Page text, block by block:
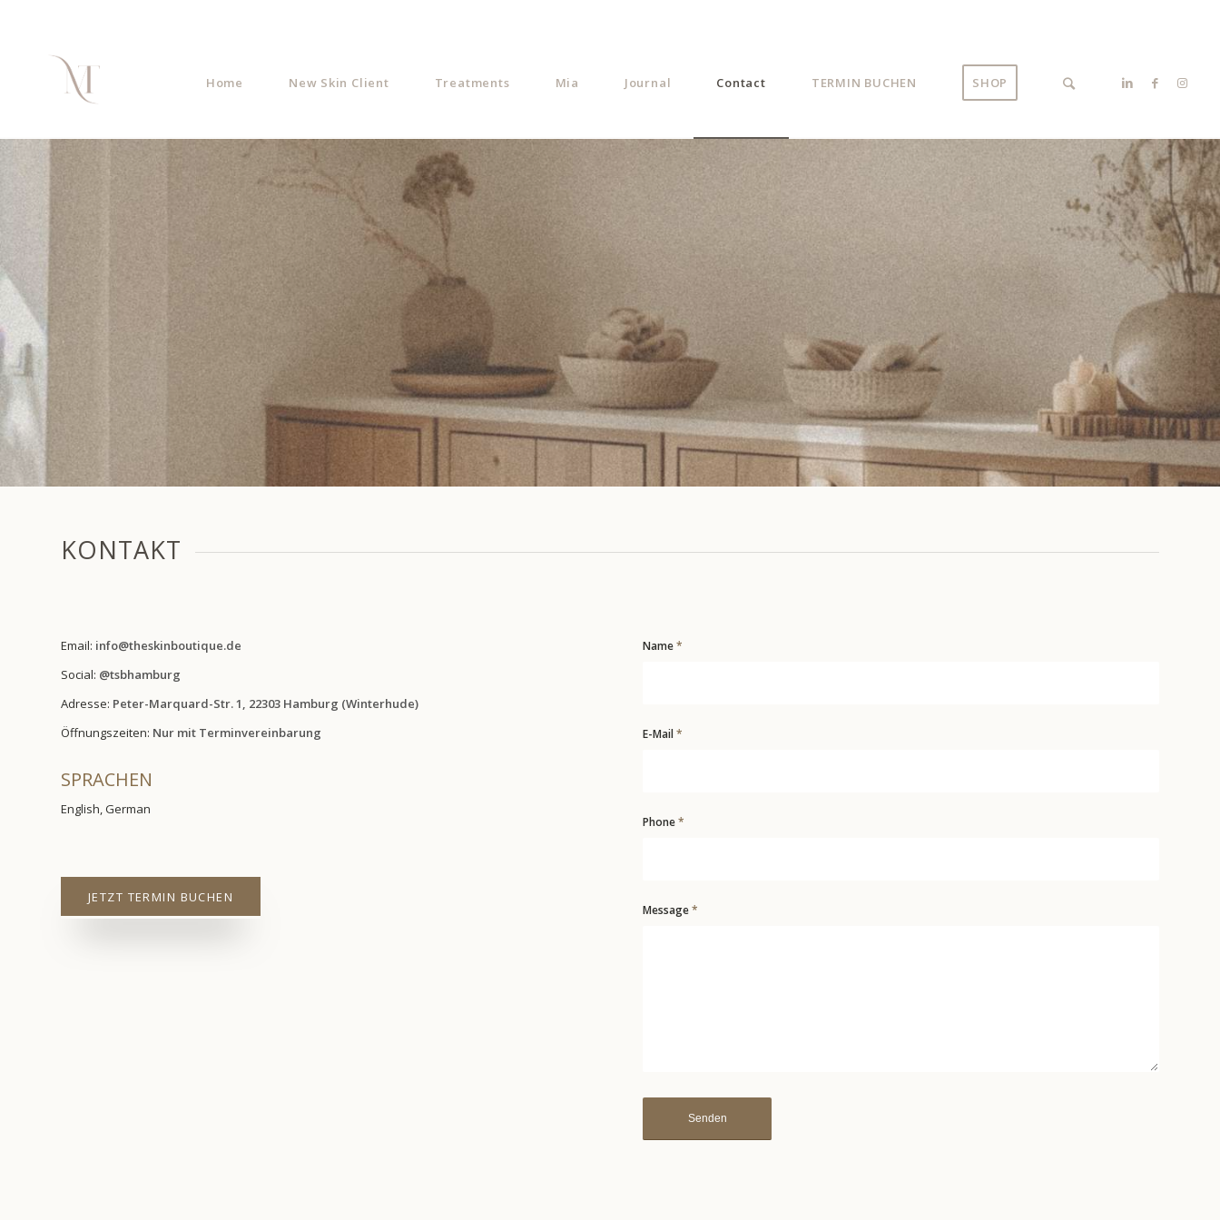
Home New Skin Client Treatments Mia Journal Contact TERMIN BUCHEN SHOP
KONTAKT
Email: info@theskinboutique.de
Social: @tsbhamburg
Adresse: Peter-Marquard-Str. 1, 22303 Hamburg (Winterhude)
Öffnungszeiten: Nur mit Terminvereinbarung
SPRACHEN
English, German
JETZT TERMIN BUCHEN
Name*
E-Mail*
Phone*
Message*